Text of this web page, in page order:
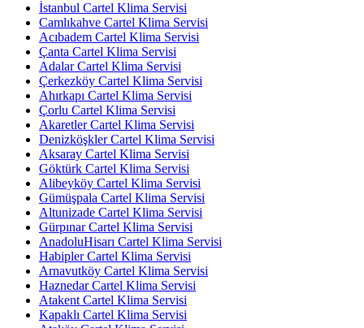
İstanbul Cartel Klima Servisi
Camlıkahve Cartel Klima Servisi
Acıbadem Cartel Klima Servisi
Çanta Cartel Klima Servisi
Adalar Cartel Klima Servisi
Çerkezköy Cartel Klima Servisi
Ahırkapı Cartel Klima Servisi
Çorlu Cartel Klima Servisi
Akaretler Cartel Klima Servisi
Denizköşkler Cartel Klima Servisi
Aksaray Cartel Klima Servisi
Göktürk Cartel Klima Servisi
Alibeyköy Cartel Klima Servisi
Gümüşpala Cartel Klima Servisi
Altunizade Cartel Klima Servisi
Gürpınar Cartel Klima Servisi
AnadoluHisarı Cartel Klima Servisi
Habipler Cartel Klima Servisi
Arnavutköy Cartel Klima Servisi
Haznedar Cartel Klima Servisi
Atakent Cartel Klima Servisi
Kapaklı Cartel Klima Servisi